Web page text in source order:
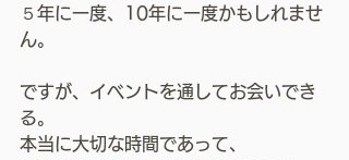
５年に一度、10年に一度かもしれませ
ん。
ですが、イベントを通してお会いでき
る。
本当に大切な時間であって、